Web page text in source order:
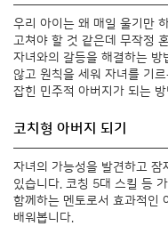
우리 아이는 왜 매일 울기만
고쳐야 할 것 같은데 무작정
자녀와의 갈등을 해결하는 방
않고 원칙을 세워 자녀를 기
잡힌 민주적 아버지가 되는
코치형 아버지 되기
자녀의 가능성을 발견하고
있습니다. 코칭 5대 스킬 등
함께하는 멘토로서 효과적인
배워봅니다.